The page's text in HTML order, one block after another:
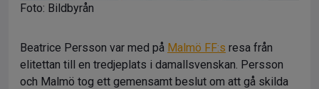
Foto: Bildbyrån
Beatrice Persson var med på Malmö FF:s resa från
elitettan till en tredjeplats i damallsvenskan. Persson
och Malmö tog ett gemensamt beslut om att gå skilda